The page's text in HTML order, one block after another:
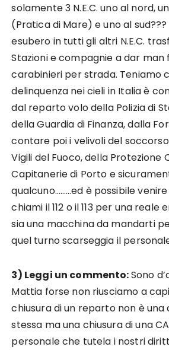
solamente 3 N.E.C. uno al nord,
(Pratica di Mare) e uno al
esubero in tutti gli altri N.E.C.
Stazioni e compagnie a dar man
carabinieri per strada. Teniamo
delinquenza nei cieli in Italia è
dal reparto volo della Polizia di
della Guardia di Finanza, dalla
contare poi i velivoli del
Vigili del Fuoco, della Protezione
Capitanerie di Porto e
qualcuno………ed è possibile
chiami il 112 o il 113 per una reale
sia una macchina da mandarti
quel turno scarseggia il
3) Leggi un commento:Sono
Mattia forse non riusciamo a
chiusura di un reparto non è una
stessa ma una chiusura di una
personale che tutela i nostri